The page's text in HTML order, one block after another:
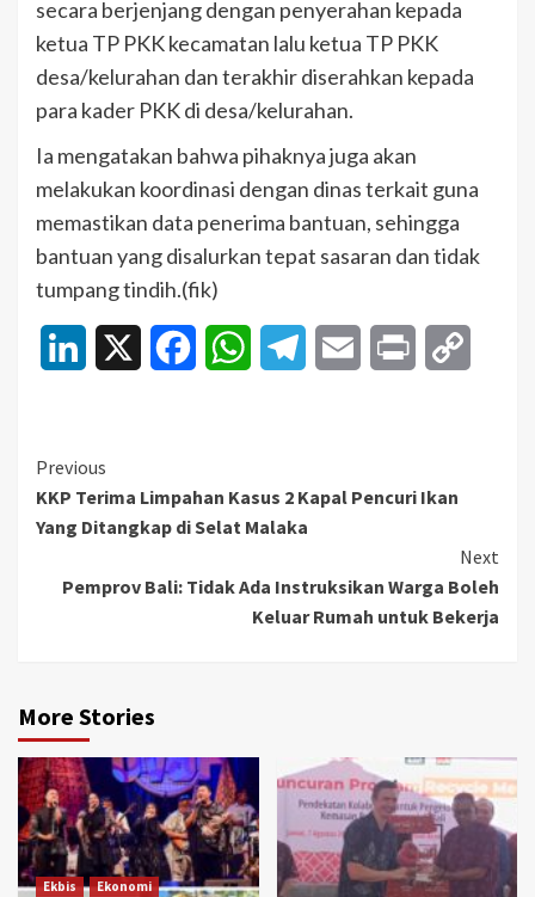
secara berjenjang dengan penyerahan kepada
ketua TP PKK kecamatan lalu ketua TP PKK
desa/kelurahan dan terakhir diserahkan kepada
para kader PKK di desa/kelurahan.
Ia mengatakan bahwa pihaknya juga akan
melakukan koordinasi dengan dinas terkait guna
memastikan data penerima bantuan, sehingga
bantuan yang disalurkan tepat sasaran dan tidak
tumpang tindih.(fik)
LinkedIn FacebookWhatsAppTelegramEmail Print
Continue
Reading
Previous
KKP Terima Limpahan Kasus 2 Kapal Pencuri Ikan
Yang Ditangkap di Selat Malaka
Next
Pemprov Bali: Tidak Ada Instruksikan Warga Boleh
Keluar Rumah untuk Bekerja
More Stories
Ekbis
Ekonomi